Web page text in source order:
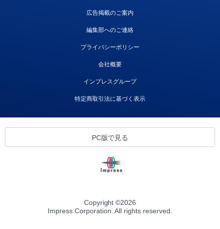
広告掲載のご案内
編集部へのご連絡
プライバシーポリシー
会社概要
インプレスグループ
特定商取引法に基づく表示
PC版で見る
Copyright ©2026
Impress Corporation. All rights reserved.